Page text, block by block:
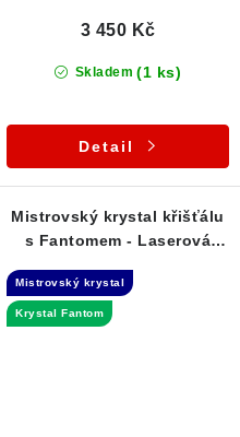
Skladem (1 ks)
3 450 Kč
Detail
Mistrovský krystal křišťálu
s Fantomem - Laserová
Mistrovský krystal
Krystal Fantom